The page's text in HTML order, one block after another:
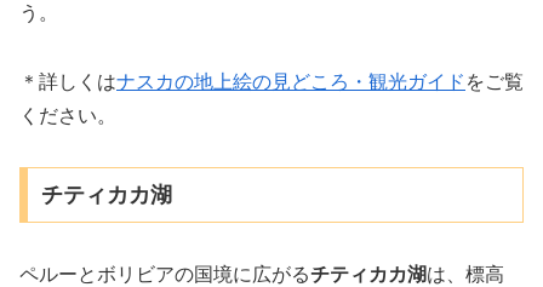
う。
＊詳しくはナスカの地上絵の見どころ・観光ガイド をご覧
ください。
チティカカ湖
ペルーとボリビアの国境に広がるチティカカ湖は、標高